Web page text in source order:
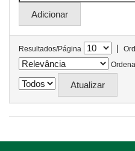
Resultados/Página |